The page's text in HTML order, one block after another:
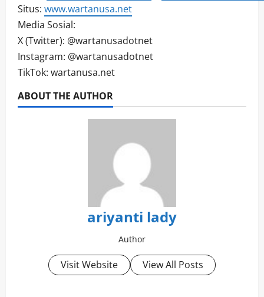
Situs: www.wartanusa.net
Media Sosial:
X (Twitter): @wartanusadotnet
Instagram: @wartanusadotnet
TikTok: wartanusa.net
ABOUT THE AUTHOR
ariyanti lady
Author
Visit Website View All Posts